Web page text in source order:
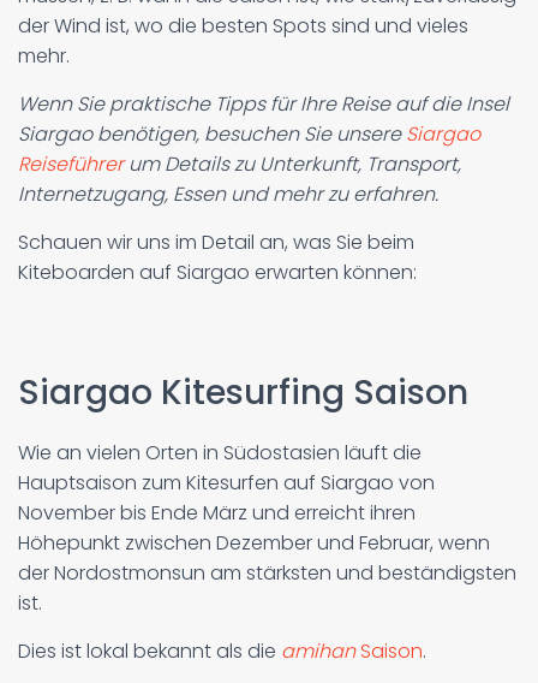
der Wind ist, wo die besten Spots sind und vieles
mehr.
Wenn Sie praktische Tipps für Ihre Reise auf die Insel
Siargao benötigen, besuchen Sie unsereSiargao
Reiseführerum Details zu Unterkunft, Transport,
Internetzugang, Essen und mehr zu erfahren.
Schauen wir uns im Detail an, was Sie beim
Kiteboarden auf Siargao erwarten können:
Siargao Kitesurfing Saison
Wie an vielen Orten in Südostasien läuft die
Hauptsaison zum Kitesurfen auf Siargao von
November bis Ende März und erreicht ihren
Höhepunkt zwischen Dezember und Februar, wenn
der Nordostmonsun am stärksten und beständigsten
ist.
Dies ist lokal bekannt als die amihanSaison.